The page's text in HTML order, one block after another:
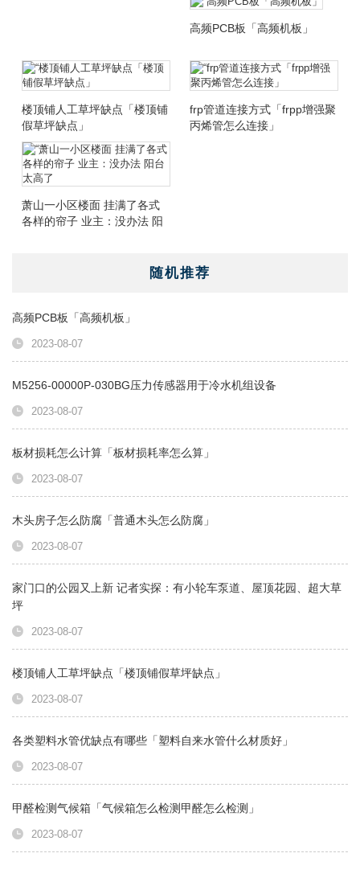
高频PCB板「高频机板」
楼顶铺人工草坪缺点「楼顶铺
假草坪缺点」
frp管道连接方式「frpp增强聚
丙烯管怎么连接」
萧山一小区楼面 挂满了各式
各样的帘子 业主：没办法 阳
随机推荐
高频PCB板「高频机板」
2023-08-07
M5256-00000P-030BG压力传感器用于冷水机组设备
2023-08-07
板材损耗怎么计算「板材损耗率怎么算」
2023-08-07
木头房子怎么防腐「普通木头怎么防腐」
2023-08-07
家门口的公园又上新 记者实探：有小轮车泵道、屋顶花园、超大草
坪
2023-08-07
楼顶铺人工草坪缺点「楼顶铺假草坪缺点」
2023-08-07
各类塑料水管优缺点有哪些「塑料自来水管什么材质好」
2023-08-07
甲醛检测气候箱「气候箱怎么检测甲醛怎么检测」
2023-08-07